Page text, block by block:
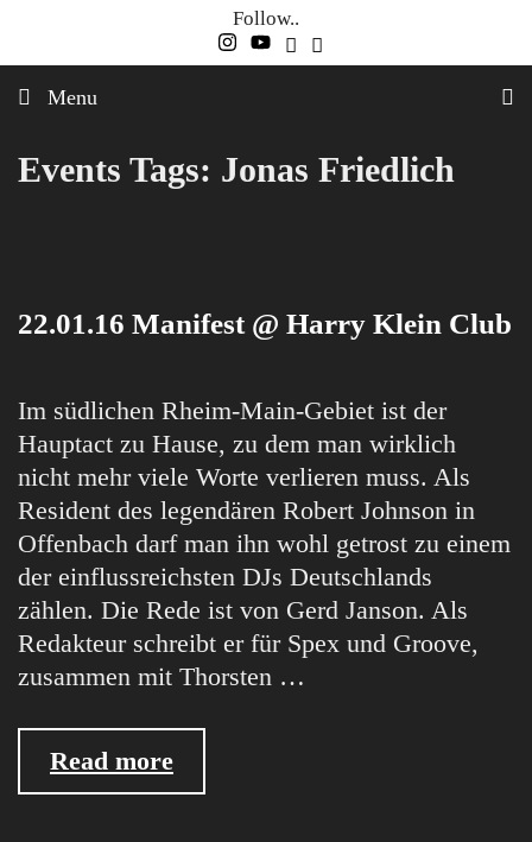
content
Follow..
Menu
Events Tags: Jonas Friedlich
22.01.16 Manifest @ Harry Klein Club
Im südlichen Rheim-Main-Gebiet ist der
Hauptact zu Hause, zu dem man wirklich
nicht mehr viele Worte verlieren muss. Als
Resident des legendären Robert Johnson in
Offenbach darf man ihn wohl getrost zu einem
der einflussreichsten DJs Deutschlands
zählen. Die Rede ist von Gerd Janson. Als
Redakteur schreibt er für Spex und Groove,
zusammen mit Thorsten …
Read more22.01.16
Manifest